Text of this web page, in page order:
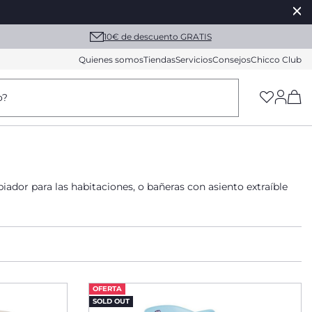
10€ de descuento GRATIS
Quienes somosTiendasServiciosConsejosChicco Club
para las habitaciones, o bañeras con asiento extraíble
OFERTA
SOLD OUT